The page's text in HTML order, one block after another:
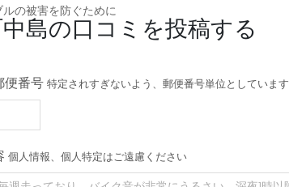
の被害を防ぐために
島の口コミを投稿する
便番号 特定されすぎないよう、郵便番号単位としています
個人情報、個人特定はご遠慮ください